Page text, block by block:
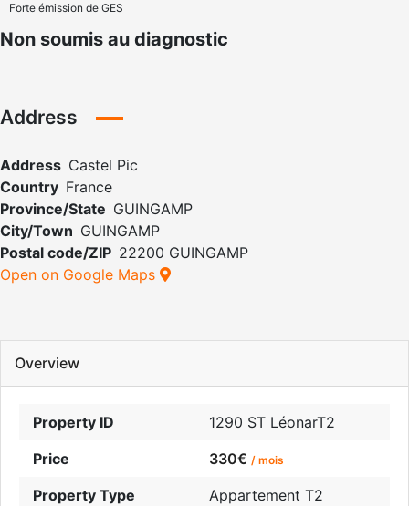
Forte émission de GES
Non soumis au diagnostic
Address
Address Castel Pic
Country France
Province/State GUINGAMP
City/Town GUINGAMP
Postal code/ZIP 22200 GUINGAMP
Open on Google Maps
Overview
Property ID
1290 ST LéonarT2
Price
330€ / mois
Property Type
Appartement T2